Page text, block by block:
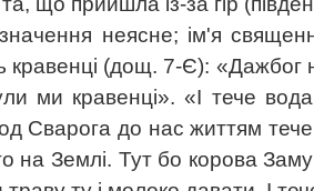
неясне; ім'я
кравенці (дощ. 7-Є): «Дажбог
ми кравенці». «І тече
Сварога до нас життям
на Землі. Тут бо корова